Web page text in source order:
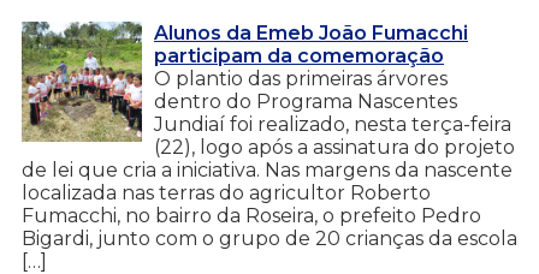
Alunos da Emeb João Fumacchi
participam da comemoração
O plantio das primeiras árvores
dentro do Programa Nascentes
Jundiaí foi realizado, nesta terça-feira
(22), logo após a assinatura do projeto
de lei que cria a iniciativa. Nas margens da nascente
localizada nas terras do agricultor Roberto
Fumacchi, no bairro da Roseira, o prefeito Pedro
Bigardi, junto com o grupo de 20 crianças da escola
[…]